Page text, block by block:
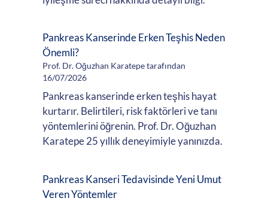
Pankreas Kanserinde Erken Teşhis Neden
Önemli?
Prof. Dr. Oğuzhan Karatepe tarafından
16/07/2026
Pankreas kanserinde erken teşhis hayat
kurtarır. Belirtileri, risk faktörleri ve tanı
yöntemlerini öğrenin. Prof. Dr. Oğuzhan
Karatepe 25 yıllık deneyimiyle yanınızda.
Pankreas Kanseri Tedavisinde Yeni Umut
Veren Yöntemler